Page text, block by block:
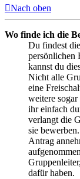
Nach oben
Wo finde ich die
Du findest
persönlichen
kannst du
Nicht alle
eine
weitere
ihr einfach
verlangt die
sie
Antrag
dafür haben.